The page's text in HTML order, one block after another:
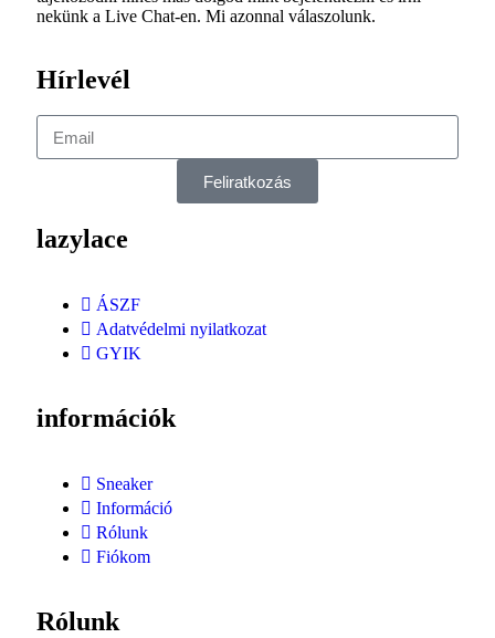
nekünk a Live Chat-en. Mi azonnal válaszolunk.
Hírlevél
Feliratkozás
lazylace
ÁSZF
Adatvédelmi nyilatkozat
GYIK
információk
Sneaker
Információ
Rólunk
Fiókom
Rólunk